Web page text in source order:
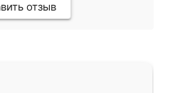
отзыв